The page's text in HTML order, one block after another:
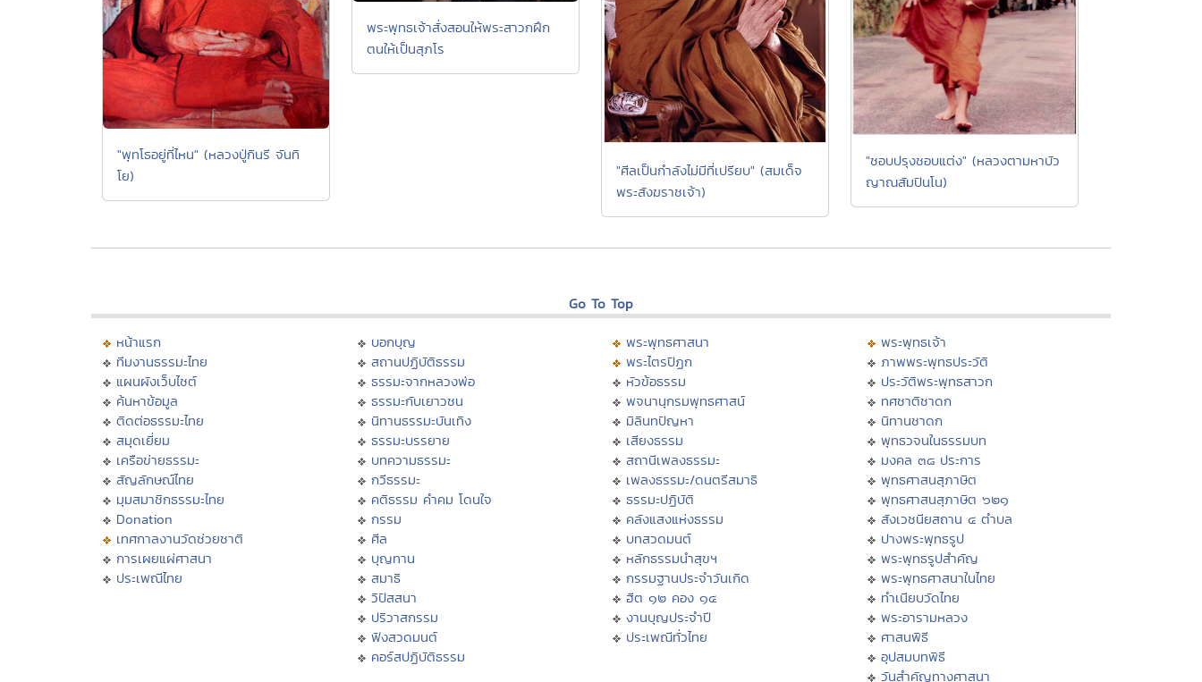
"พุทโธอยู่ที่ไหน" (หลวงปู่กินรี จันทิ
โย)
พระพุทธเจ้าสั่งสอนให้พระสาวกฝึก
ตนให้เป็นสุภโร
"ศีลเป็นกำลังไม่มีที่เปรียบ" (สมเด็จ
พระสังฆราชเจ้า)
"ชอบปรุงชอบแต่ง" (หลวงตามหาบัว
ญาณสัมปันโน)
Go To Top
หน้าแรก
ทีมงานธรรมะไทย
แผนผังเว็บไซต์
ค้นหาข้อมูล
ติดต่อธรรมะไทย
สมุดเยี่ยม
เครือข่ายธรรมะ
สัญลักษณ์ไทย
มุมสมาชิกธรรมะไทย
Donation
เทศกาลงานวัดช่วยชาติ
การเผยแผ่ศาสนา
ประเพณีไทย
บอกบุญ
สถานปฏิบัติธรรม
ธรรมะจากหลวงพ่อ
ธรรมะกับเยาวชน
นิทานธรรมะบันเทิง
ธรรมะบรรยาย
บทความธรรมะ
กวีธรรมะ
คติธรรม คำคม โดนใจ
กรรม
ศีล
บุญทาน
สมาธิ
วิปัสสนา
ปริวาสกรรม
ฟังสวดมนต์
คอร์สปฏิบัติธรรม
พระพุทธศาสนา
พระไตรปิฏก
หัวข้อธรรม
พจนานุกรมพุทธศาสน์
มิลินทปัญหา
เสียงธรรม
สถานีเพลงธรรมะ
เพลงธรรมะ/ดนตรีสมาธิ
ธรรมะปฏิบัติ
คลังแสงแห่งธรรม
บทสวดมนต์
หลักธรรมนำสุขฯ
กรรมฐานประจำวันเกิด
ฮีต ๑๒ คอง ๑๔
งานบุญประจำปี
ประเพณีทั่วไทย
พระพุทธเจ้า
ภาพพระพุทธประวัติ
ประวัติพระพุทธสาวก
ทศชาติชาดก
นิทานชาดก
พุทธวจนในธรรมบท
มงคล ๓๘ ประการ
พุทธศาสนสุภาษิต
พุทธศาสนสุภาษิต ๖๒๑
สังเวชนียสถาน ๔ ตำบล
ปางพระพุทธรูป
พระพุทธรูปสำคัญ
พระพุทธศาสนาในไทย
ทำเนียบวัดไทย
พระอารามหลวง
ศาสนพิธี
อุปสมบทพิธี
วันสำคัญทางศาสนา